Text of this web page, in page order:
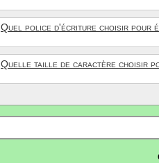
Quel police d'écriture choisir pour
Quelle taille de caractère choisir